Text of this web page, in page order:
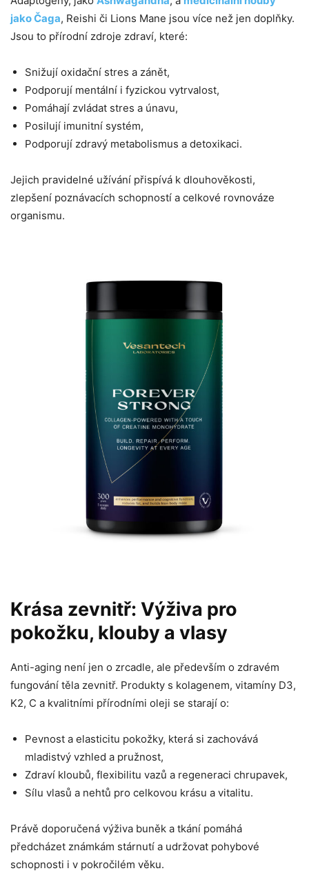
jako Čaga, Reishi či Lions Mane jsou více než jen doplňky.
Jsou to přírodní zdroje zdraví, které:
Snižují oxidační stres a zánět,
Podporují mentální i fyzickou vytrvalost,
Pomáhají zvládat stres a únavu,
Posilují imunitní systém,
Podporují zdravý metabolismus a detoxikaci.
Jejich pravidelné užívání přispívá k dlouhověkosti,
zlepšení poznávacích schopností a celkové rovnováze
organismu.
Krása zevnitř: Výživa pro
pokožku, klouby a vlasy
Anti-aging není jen o zrcadle, ale především o zdravém
fungování těla zevnitř. Produkty s kolagenem, vitamíny D3,
K2, C a kvalitními přírodními oleji se starají o:
Pevnost a elasticitu pokožky, která si zachovává
mladistvý vzhled a pružnost,
Zdraví kloubů, flexibilitu vazů a regeneraci chrupavek,
Sílu vlasů a nehtů pro celkovou krásu a vitalitu.
Právě doporučená výživa buněk a tkání pomáhá
předcházet známkám stárnutí a udržovat pohybové
schopnosti i v pokročilém věku.